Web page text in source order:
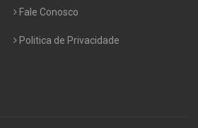
Fale Conosco
Politica de Privacidade